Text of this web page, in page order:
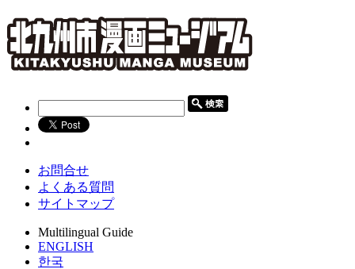
お問合せ
よくある質問
サイトマップ
Multilingual Guide
ENGLISH
한국